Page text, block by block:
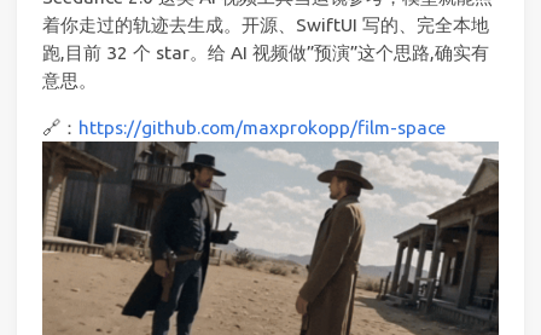
着你走过的轨迹去生成。开源、SwiftUI 写的、完全本地
跑,目前 32 个 star。给 AI 视频做”预演”这个思路,确实有
意思。
🔗： https://github.com/maxprokopp/film-space